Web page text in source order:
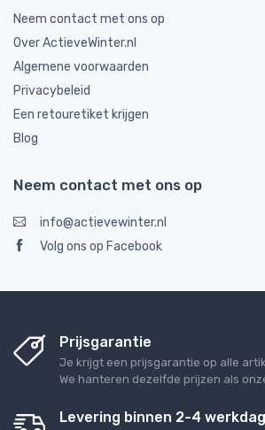
Neem contact met ons op
Over ActieveWinter.nl
Algemene voorwaarden
Privacybeleid
Een retouretiket krijgen
Blog
Neem contact met ons op
info@actievewinter.nl
Volg ons op Facebook
Prijsgarantie
Je krijgt een prijsgarantie op alle
We hanteren dezelfde prijzen als
Levering binnen 2-4